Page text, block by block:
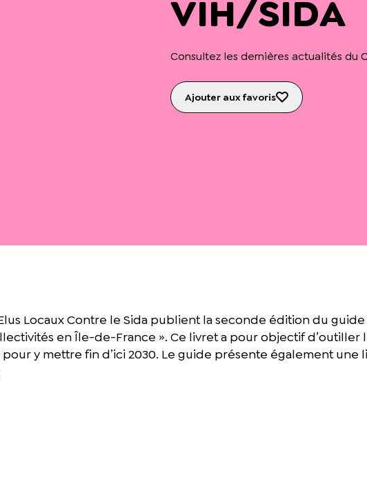
VIH/SIDA
Consultez les dernières actualités du
Ajouter aux favoris
Locaux Contre le Sida publient la seconde édition du guide
en Île-de-France ». Ce livret a pour objectif d’outiller
y mettre fin d’ici 2030. Le guide présente également